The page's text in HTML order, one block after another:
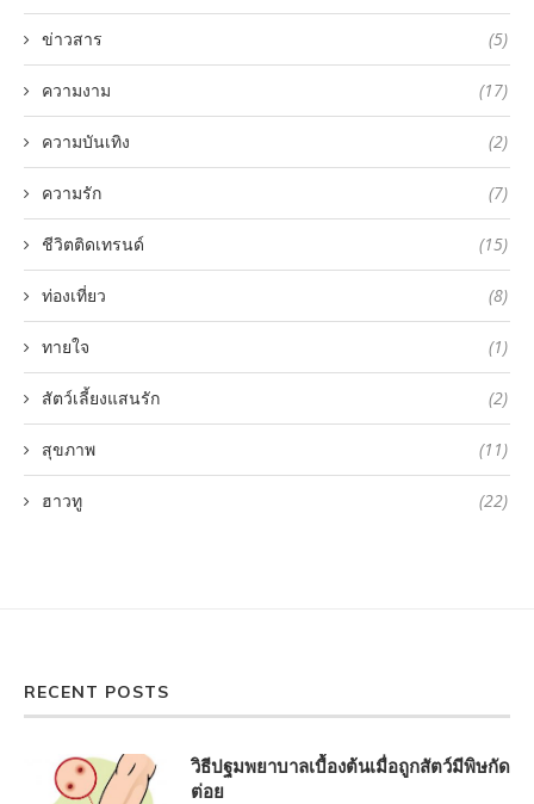
ข่าวสาร (5)
ความงาม (17)
ความบันเทิง (2)
ความรัก (7)
ชีวิตติดเทรนด์ (15)
ท่องเที่ยว (8)
ทายใจ (1)
สัตว์เลี้ยงแสนรัก (2)
สุขภาพ (11)
ฮาวทู (22)
RECENT POSTS
วิธีปฐมพยาบาลเบื้องต้นเมื่อถูกสัตว์มีพิษกัด
ต่อย